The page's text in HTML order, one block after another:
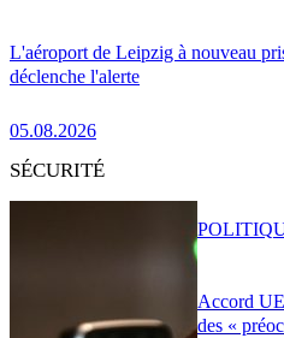
L'aéroport de Leipzig à nouveau
déclenche l'alerte
05.08.2026
SÉCURITÉ
Accord
des «